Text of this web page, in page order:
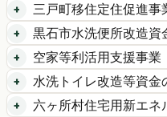
三戸町移住定住促進事
黒石市水洗便所改造資
空家等利活用支援事業
水洗トイレ改造等資金
六ヶ所村住宅用新エ